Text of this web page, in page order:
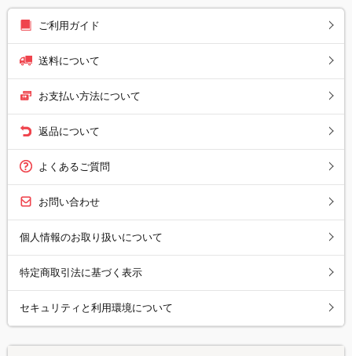
ご利用ガイド
送料について
お支払い方法について
返品について
よくあるご質問
お問い合わせ
個人情報のお取り扱いについて
特定商取引法に基づく表示
セキュリティと利用環境について